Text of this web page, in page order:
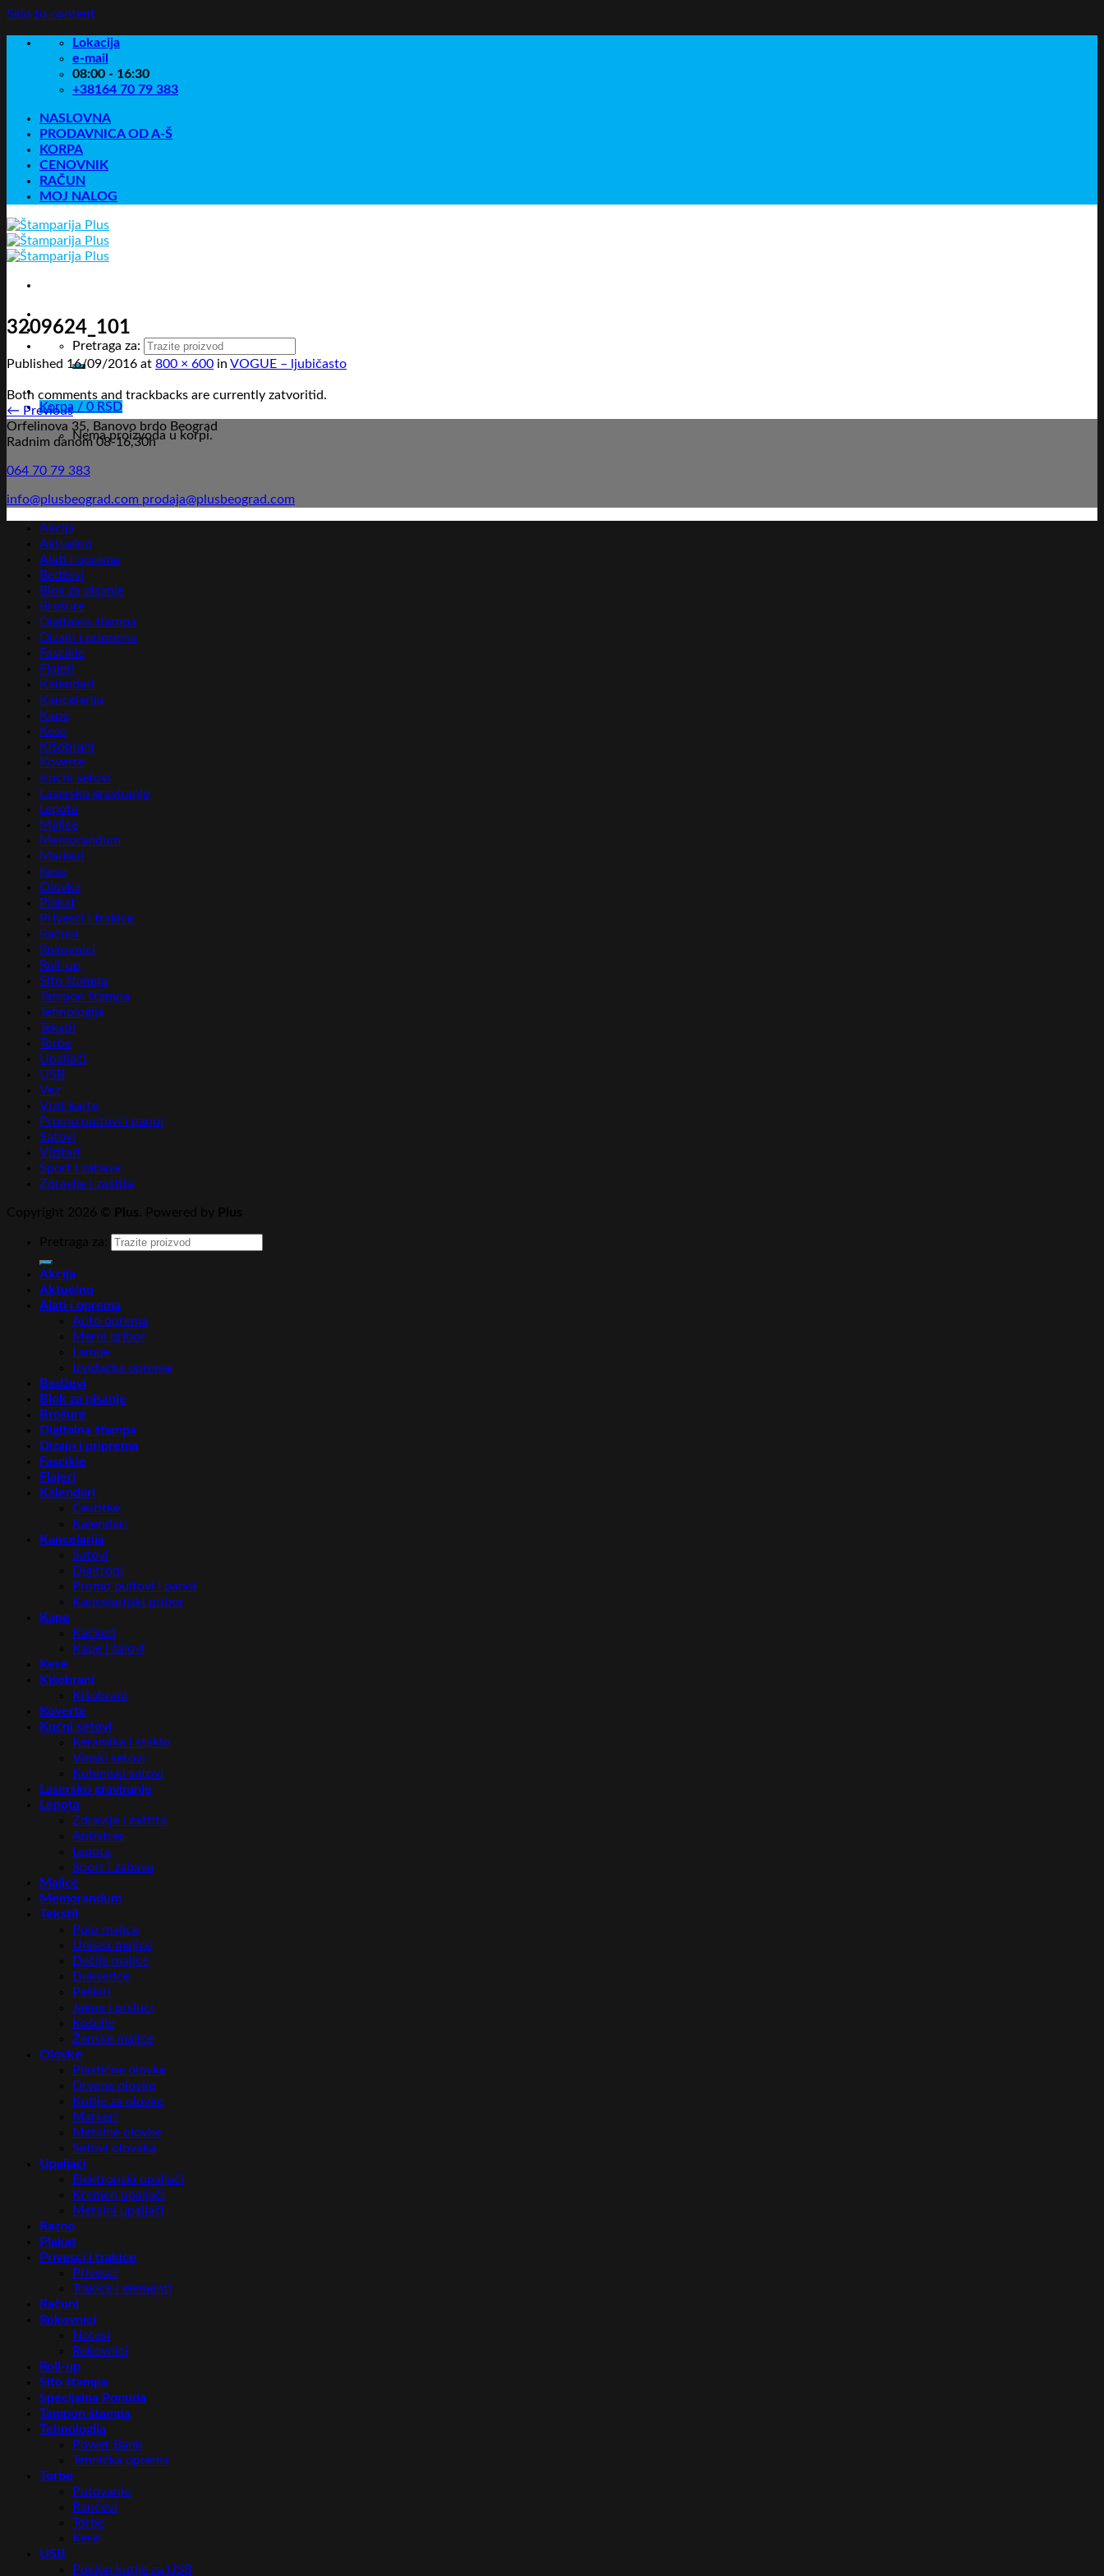
Skip to content
Lokacija
e-mail
08:00 - 16:30
+38164 70 79 383
NASLOVNA
PRODAVNICA OD A-Š
KORPA
CENOVNIK
RAČUN
MOJ NALOG
Pretraga za:
Korpa / 0 RSD
Nema proizvoda u korpi.
3209624_101
Published 16/09/2016 at 800 × 600 in VOGUE – ljubičasto
Both comments and trackbacks are currently zatvoritid.
← Previous
Orfelinova 35, Banovo brdo Beograd
Radnim danom 08-16,30h
064 70 79 383
info@plusbeograd.com prodaja@plusbeograd.com
Akcija
Aktuelno
Alati i oprema
Bedževi
Blok za pisanje
Brošure
Digitalna štampa
Dizajn i priprema
Fascikle
Flajeri
Kalendari
Kancelarija
Kape
Kese
Kišobrani
Koverte
Kućni setovi
Lasersko graviranje
Lepota
Majice
Memorandum
Markeri
Kese
Olovke
Plakat
Privesci i trakice
Računi
Rokovnici
Roll-up
Sito štampa
Tampon štampa
Tehnologija
Tekstil
Torbe
Upaljači
USB
Vez
Vizit karte
Promo pultovi i panoi
Satovi
Vizitari
Sport i zabava
Zdravlje i zaštita
Akcija
Aktuelno
Alati i oprema
Auto oprema
Merni pribor
Lampe
Izviđačka oprema
Bedževi
Blok za pisanje
Brošure
Digitalna štampa
Dizajn i priprema
Fascikle
Flajeri
Kalendari
Čestitke
Kalendari
Kancelarija
Satovi
Digitroni
Promo pultovi i panoi
Kancelarijski pribor
Kape
Kačketi
Kape i šalovi
Kese
Kišobrani
Kišobrani
Koverte
Kućni setovi
Keramika i staklo
Vinski setovi
Kuhinjski setovi
Lasersko graviranje
Lepota
Zdravlje i zaštita
Antistres
Lepota
Sport i zabava
Majice
Memorandum
Tekstil
Polo majice
Unisex majice
Dečije majice
Dukserice
Peškiri
Jakne i prsluci
Košulje
Ženske majice
Olovke
Plastične olovke
Drvene olovke
Kutije za olovke
Markeri
Metalne olovke
Setovi olovaka
Upaljači
Elektronski upaljači
Kremen upaljači
Metalni upaljači
Razno
Plakat
Privesci i trakice
Privesci
Trakice i elementi
Računi
Rokovnici
Notesi
Rokovnici
Roll-up
Sito štampa
Specijalna Ponuda
Tampon štampa
Tehnologija
Power Bank
Tehnička oprema
Torbe
Putovanje
Rančevi
Torbe
Kese
USB
Poklon kutije za USB